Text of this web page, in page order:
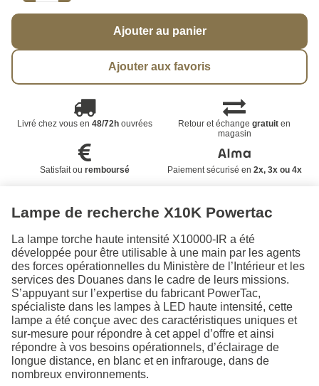
Ajouter au panier
Ajouter aux favoris
Livré chez vous en 48/72houvrées Retour et échangegratuit en
magasin
Satisfait ou remboursé Paiement sécurisé en 2x, 3x ou 4x
Lampe de recherche X10K Powertac
La lampe torche haute intensité X10000-IR a été
développée pour être utilisable à une main par les agents
des forces opérationnelles du Ministère de l’Intérieur et les
services des Douanes dans le cadre de leurs missions.
S’appuyant sur l’expertise du fabricant PowerTac,
spécialiste dans les lampes à LED haute intensité, cette
lampe a été conçue avec des caractéristiques uniques et
sur-mesure pour répondre à cet appel d’offre et ainsi
répondre à vos besoins opérationnels, d’éclairage de
longue distance, en blanc et en infrarouge, dans de
nombreux environnements.